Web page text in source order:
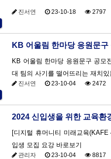
진서연 23-10-18 2797
KB 어울림 한마당 응원문구
KB 어울림 한마당 응원문구
대 팀의 사기를 떨어뜨리는 재치
진서연 23-10-04 2472
2024 신입생을 위한 교육환
[디지털 휴머니티 미래교육(KAFE 4.0) 경복] 교육환경 투어 신청 : 10월 4일 09시 ~ 브로슈어 E-
입생 모집 요강 바로보기
관리자 23-10-04 8817